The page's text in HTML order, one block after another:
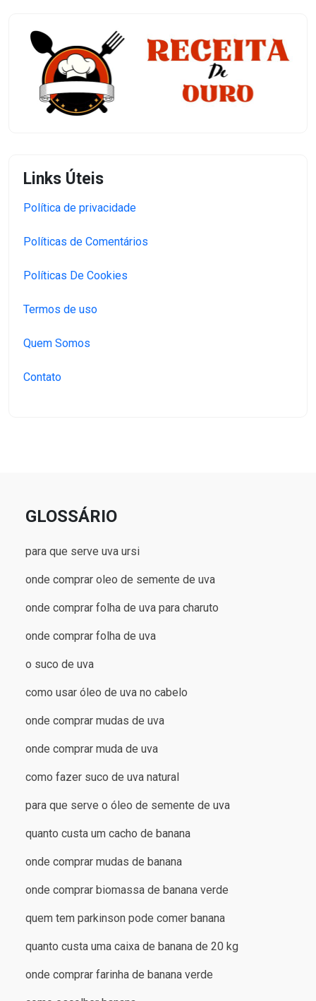
Links Úteis
Política de privacidade
Políticas de Comentários
Políticas De Cookies
Termos de uso
Quem Somos
Contato
GLOSSÁRIO
para que serve uva ursi
onde comprar oleo de semente de uva
onde comprar folha de uva para charuto
onde comprar folha de uva
o suco de uva
como usar óleo de uva no cabelo
onde comprar mudas de uva
onde comprar muda de uva
como fazer suco de uva natural
para que serve o óleo de semente de uva
quanto custa um cacho de banana
onde comprar mudas de banana
onde comprar biomassa de banana verde
quem tem parkinson pode comer banana
quanto custa uma caixa de banana de 20 kg
onde comprar farinha de banana verde